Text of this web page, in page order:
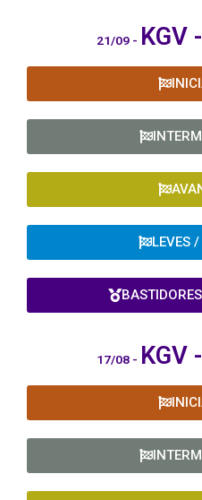
21/09 - KGV
LEVES
17/08 - KGV